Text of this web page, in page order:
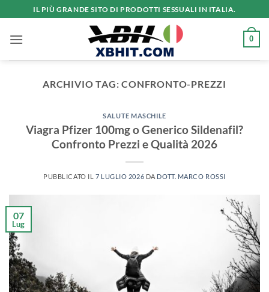
ai
contenuti
IL PIÙ GRANDE SITO DI PRODOTTI SESSUALI IN ITALIA.
0
ARCHIVIO TAG:CONFRONTO-PREZZI
SALUTE MASCHILE
Viagra Pfizer 100mg o Generico Sildenafil?
Confronto Prezzi e Qualità 2026
PUBBLICATO IL 7 LUGLIO 2026 DA DOTT. MARCO ROSSI
07
Lug